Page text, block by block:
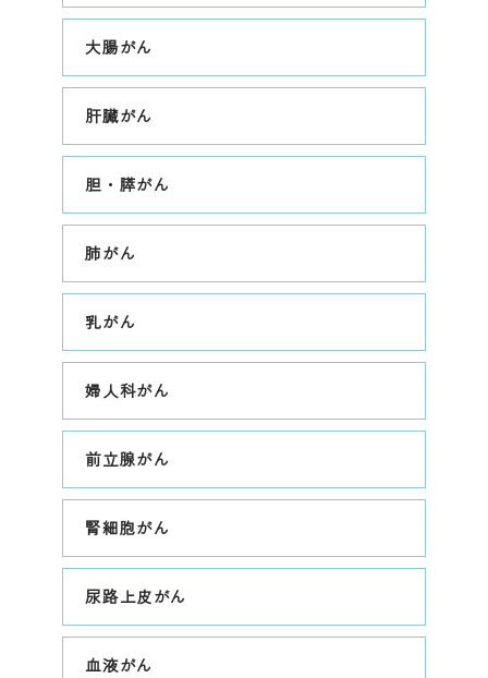
大腸がん
肝臓がん
胆・膵がん
肺がん
乳がん
婦人科がん
前立腺がん
腎細胞がん
尿路上皮がん
血液がん